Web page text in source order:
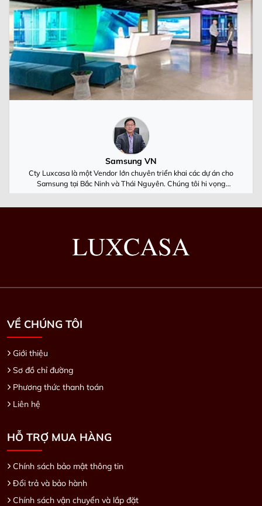
Samsung VN
Cty Luxcasa là một Vendor lớn chuyên triển khai các dự án cho
Samsung tại Bắc Ninh và Thái Nguyên. Chúng tôi hi vọng
VỀ CHÚNG TÔI
Giới thiệu
Sơ đồ chỉ đường
Phương thức thanh toán
Liên hệ
HỖ TRỢ MUA HÀNG
Chính sách bảo mật thông tin
Đổi trả và bảo hành
Chính sách vận chuyển và lắp đặt